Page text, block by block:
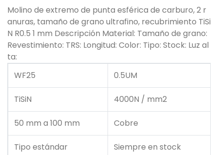
Molino de extremo de punta esférica de carburo, 2 r
anuras, tamaño de grano ultrafino, recubrimiento TiSi
N R0.5 1 mm Descripción Material: Tamaño de grano:
Revestimiento: TRS: Longitud: Color: Tipo: Stock: Luz al
ta:
WF25
0.5UM
TiSiN 4000N / mm2
50 mm a 100 mm Cobre
Tipo estándar Siempre en stock